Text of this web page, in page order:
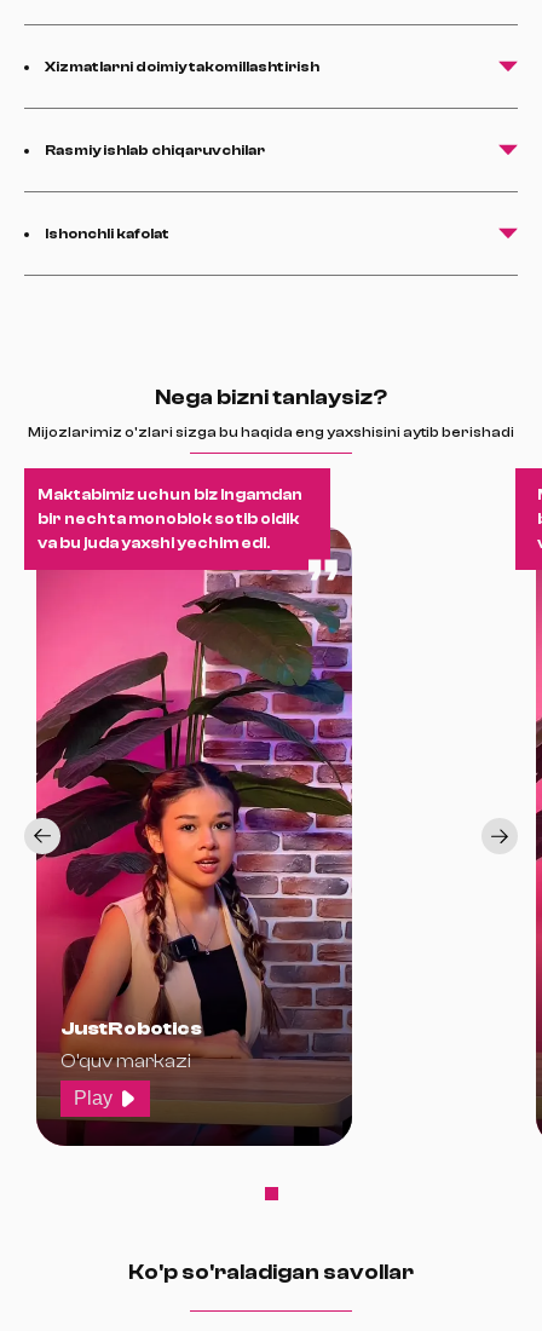
Xizmatlarni doimiy takomillashtirish
Rasmiy ishlab chiqaruvchilar
Ishonchli kafolat
Nega bizni tanlaysiz?
Mijozlarimiz o'zlari sizga bu haqida eng yaxshisini aytib berishadi
Maktabimiz uchun biz Ingamdan
bir nechta monoblok sotib oldik
va bu juda yaxshi yechim edi.
JustRobotics
O'quv markazi
Play
Ko'p so'raladigan savollar